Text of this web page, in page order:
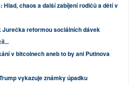
Hlad, chaos a další zabíjení rodičů a dětí v
Jurečka reformou sociálních dávek
v bitcoinech aneb to by ani Putinova
vykazuje známky úpadku